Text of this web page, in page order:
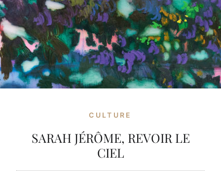
CULTURE
SARAH JÉRÔME, REVOIR LE
CIEL